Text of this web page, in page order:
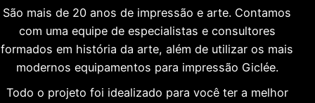
São mais de 20 anos de impressão e arte. Contamos
com uma equipe de especialistas e consultores
formados em história da arte, além de utilizar os mais
modernos equipamentos para impressão Giclée.
Todo o projeto foi idealizado para você ter a melhor